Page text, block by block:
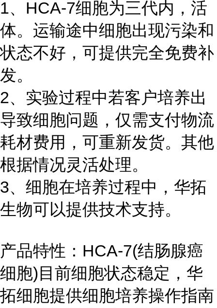
1、HCA-7细胞为三代内，活
体。运输途中细胞出现污染和
状态不好，可提供完全免费补
发。
2、实验过程中若客户培养出
导致细胞问题，仅需支付物流
耗材费用，可重新发货。其他
根据情况灵活处理。
3、细胞在培养过程中，华拓
生物可以提供技术支持。
产品特性：HCA-7(结肠腺癌
细胞)目前细胞状态稳定，华
拓细胞提供细胞培养操作指南